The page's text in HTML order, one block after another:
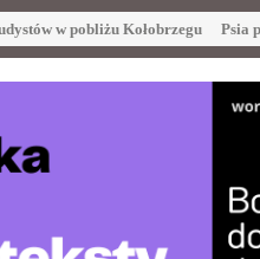
w pobliżu Kołobrzegu Psia